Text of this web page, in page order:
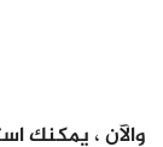
والآن ، يمكنك